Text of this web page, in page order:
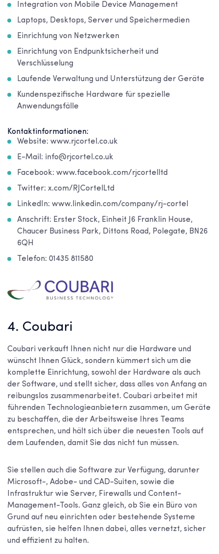
Integration von Mobile Device Management
Laptops, Desktops, Server und Speichermedien
Einrichtung von Netzwerken
Einrichtung von Endpunktsicherheit und
Verschlüsselung
Laufende Verwaltung und Unterstützung der Geräte
Kundenspezifische Hardware für spezielle
Anwendungsfälle
Kontaktinformationen:
Website: www.rjcortel.co.uk
E-Mail: info@rjcortel.co.uk
Facebook: www.facebook.com/rjcortelltd
Twitter: x.com/RJCortelLtd
LinkedIn: www.linkedin.com/company/rj-cortel
Anschrift: Erster Stock, Einheit J6 Franklin House,
Chaucer Business Park, Dittons Road, Polegate, BN26
6QH
Telefon: 01435 811580
4. Coubari
Coubari verkauft Ihnen nicht nur die Hardware und
wünscht Ihnen Glück, sondern kümmert sich um die
komplette Einrichtung, sowohl der Hardware als auch
der Software, und stellt sicher, dass alles von Anfang an
reibungslos zusammenarbeitet. Coubari arbeitet mit
führenden Technologieanbietern zusammen, um Geräte
zu beschaffen, die der Arbeitsweise Ihres Teams
entsprechen, und hält sich über die neuesten Tools auf
dem Laufenden, damit Sie das nicht tun müssen.
Sie stellen auch die Software zur Verfügung, darunter
Microsoft-, Adobe- und CAD-Suiten, sowie die
Infrastruktur wie Server, Firewalls und Content-
Management-Tools. Ganz gleich, ob Sie ein Büro von
Grund auf neu einrichten oder bestehende Systeme
aufrüsten, sie helfen Ihnen dabei, alles vernetzt, sicher
und effizient zu halten.